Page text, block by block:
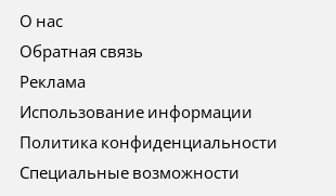
О нас
Обратная связь
Реклама
Использование информации
Политика конфиденциальности
Специальные возможности